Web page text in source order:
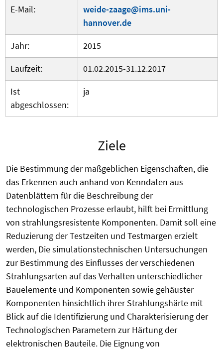
E-Mail:
weide-zaage@ims.uni-
hannover.de
Jahr:
2015
Laufzeit:
01.02.2015-31.12.2017
Ist
abgeschlossen:
ja
Ziele
Die Bestimmung der maßgeblichen Eigenschaften, die
das Erkennen auch anhand von Kenndaten aus
Datenblättern für die Beschreibung der
technologischen Prozesse erlaubt, hilft bei Ermittlung
von strahlungsresistente Komponenten. Damit soll eine
Reduzierung der Testzeiten und Testmargen erzielt
werden, Die simulationstechnischen Untersuchungen
zur Bestimmung des Einflusses der verschiedenen
Strahlungsarten auf das Verhalten unterschiedlicher
Bauelemente und Komponenten sowie gehäuster
Komponenten hinsichtlich ihrer Strahlungshärte mit
Blick auf die Identifizierung und Charakterisierung der
Technologischen Parametern zur Härtung der
elektronischen Bauteile. Die Eignung von